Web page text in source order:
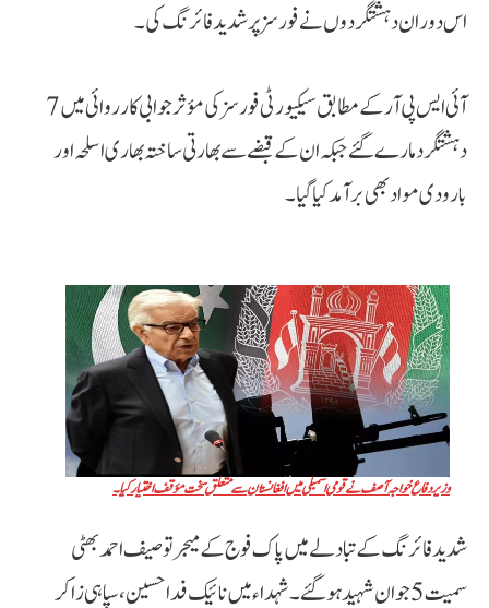
اس دوران دہشتگردوں نے فورسز پر شدید فائرنگ کی۔
آئی ایس پی آر کے مطابق سیکیورٹی فورسز کی مؤثر جوابی کارروائی میں 7
دہشتگرد مارے گئے جبکہ ان کے قبضے سے بھارتی ساختہ بھاری اسلحہ اور
بارودی مواد بھی برآمد کیا گیا۔
وزیر دفاع خواجہ آصف نے قومی اسمبلی میں افغانستان سے متعلق سخت مؤقف اختیار کیا۔
شدید فائرنگ کے تبادلے میں پاک فوج کے میجر توصیف احمد بھٹی
سمیت 5 جوان شہید ہوگئے۔ شہداء میں نائیک فدا حسین، سپاہی زاکر